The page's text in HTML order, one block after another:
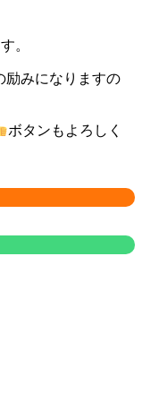
。
励みになりますの
ボタンもよろしく